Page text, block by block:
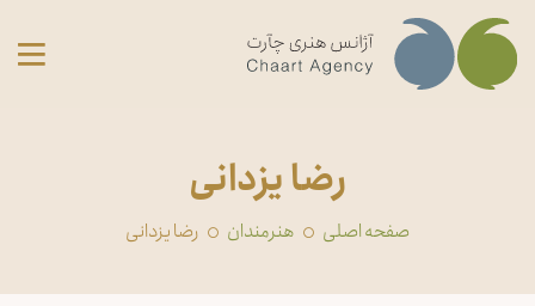
رضا یزدانی
صفحه اصلی ‏هنرمندان رضا یزدانی